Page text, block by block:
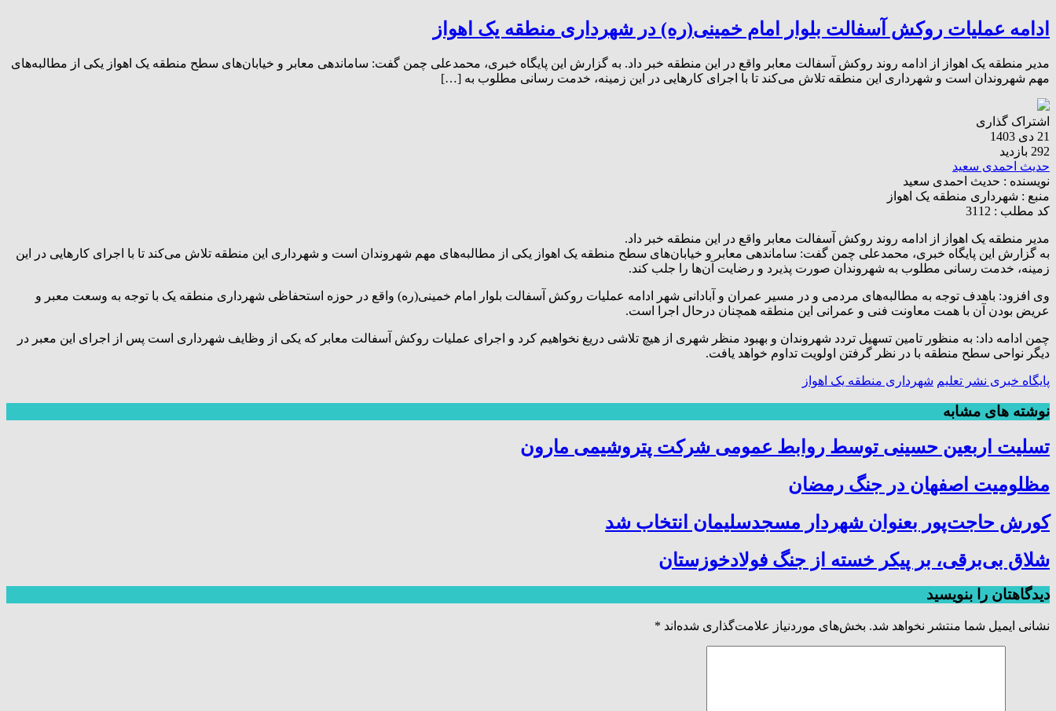
ادامه عملیات روکش آسفالت بلوار امام خمینی(ره) در شهرداری منطقه یک اهواز
مدیر منطقه یک اهواز از ادامه روند روکش آسفالت معابر واقع در این منطقه خبر داد. به گزارش این پایگاه خبری، محمدعلی چمن گفت: ساماندهی معابر و خیابان‌های سطح منطقه یک اهواز یکی از مطالبه‌های
مهم شهروندان است و شهرداری این منطقه تلاش می‌کند تا با اجرای کار‌هایی در این زمینه، خدمت رسانی مطلوب به […]
اشتراک گذاری
21 دی 1403
292 بازدید
حدیث احمدی سعید
نویسنده : حدیث احمدی سعید
منبع : شهرداری منطقه یک اهواز
کد مطلب : 3112
مدیر منطقه یک اهواز از ادامه روند روکش آسفالت معابر واقع در این منطقه خبر داد.
به گزارش این پایگاه خبری، محمدعلی چمن گفت: ساماندهی معابر و خیابان‌های سطح منطقه یک اهواز یکی از مطالبه‌های مهم شهروندان است و شهرداری این منطقه تلاش می‌کند تا با اجرای کار‌هایی در این
زمینه، خدمت رسانی مطلوب به شهروندان صورت پذیرد و رضایت آن‌ها را جلب کند.
وی افزود: باهدف توجه به مطالبه‌های مردمی و در مسیر عمران و آبادانی شهر ادامه عملیات روکش آسفالت بلوار امام خمینی(ره) واقع در حوزه استحفاظی شهرداری منطقه یک با توجه به وسعت معبر و
عریض بودن آن با همت معاونت فنی و عمرانی این منطقه همچنان درحال اجرا است.
چمن ادامه داد: به منظور تامین تسهیل تردد شهروندان و بهبود منظر شهری از هیچ تلاشی دریغ نخواهیم کرد و اجرای عملیات روکش آسفالت معابر که یکی از وظایف شهرداری است پس از اجرای این معبر در
دیگر نواحی سطح منطقه با در نظر گرفتن اولویت تداوم خواهد یافت.
پایگاه خبری نشر تعلیم شهرداری منطقه یک اهواز
نوشته های مشابه
تسلیت اربعین حسینی توسط روابط عمومی شرکت پتروشیمی مارون
مظلومیت اصفهان در جنگ رمضان
کورش حاجت‌پور بعنوان شهردار مسجدسلیمان انتخاب شد
شلاق‌ بی‌برقی، بر پیکر خسته‌ از جنگ فولادخوزستان
دیدگاهتان را بنویسید
نشانی ایمیل شما منتشر نخواهد شد. بخش‌های موردنیاز علامت‌گذاری شده‌اند *